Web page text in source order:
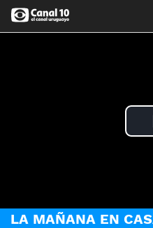
LA MAÑANA EN